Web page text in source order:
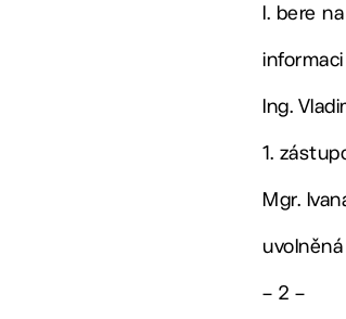
I. bere
Ing.
1.
Mgr.
– 2 –